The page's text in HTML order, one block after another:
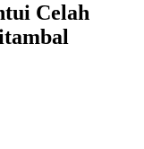
Celah